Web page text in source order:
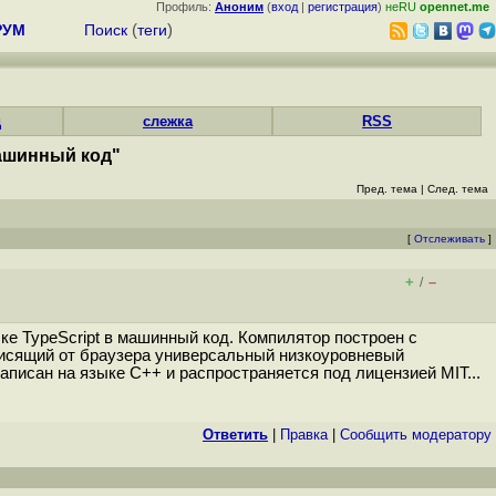
Профиль: Аноним (вход | регистрация) неRU opennet.me
Поиск (теги)
слежка RSS
код"
Пред. тема | След. тема
[ Отслеживать ]
+ / –
TypeScript в машинный код. Компилятор построен с
от браузера универсальный низкоуровневый
на языке С++ и распространяется под лицензией MIT...
Ответить Правка| Cообщить модератору